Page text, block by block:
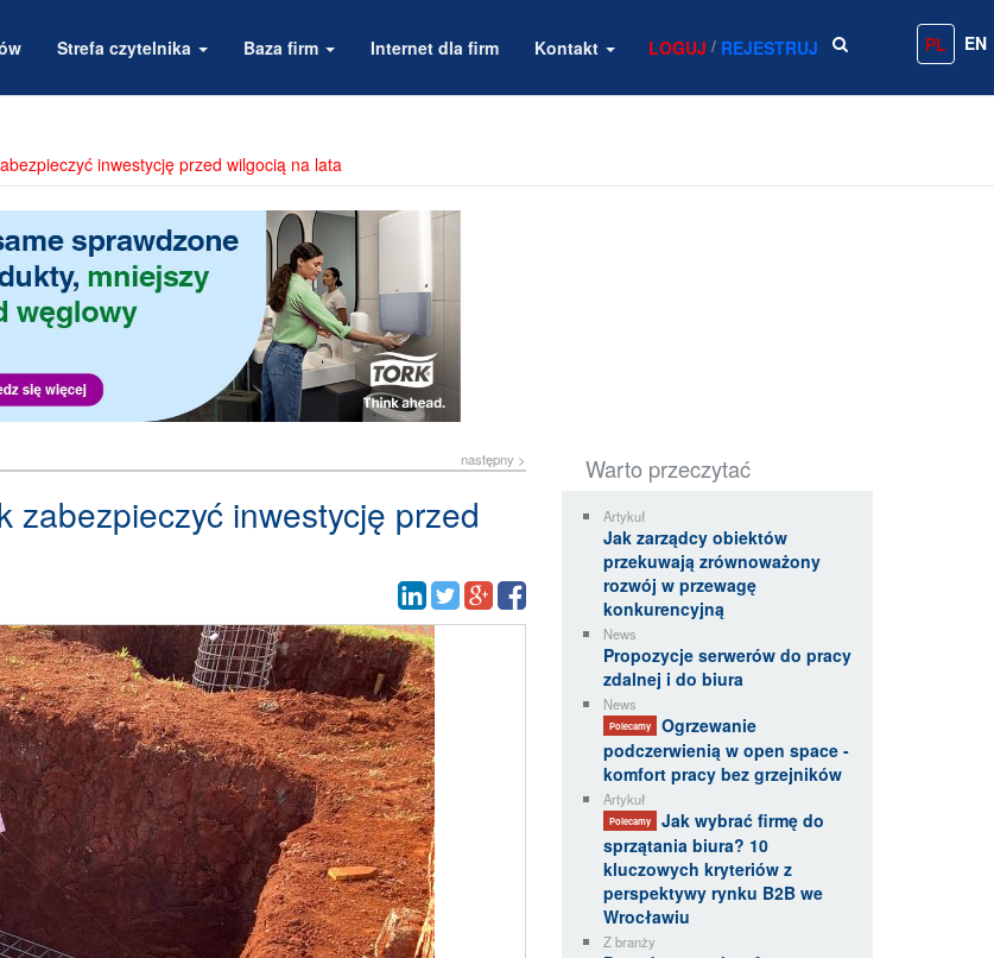
Strefa czytelnika Baza firm Internet dla firm Kontakt LOGUJ / REJESTRUJ PL EN
inwestycję przed wilgocią na lata
następny >
zabezpieczyć inwestycję przed
Warto przeczytać
Artykuł
Jak zarządcy obiektów
przekuwają zrównoważony
rozwój w przewagę
konkurencyjną
News
Propozycje serwerów do pracy
zdalnej i do biura
News
Polecamy
Ogrzewanie
podczerwienią w open space -
komfort pracy bez grzejników
Artykuł
Polecamy
Jak wybrać firmę do
sprzątania biura? 10
kluczowych kryteriów z
perspektywy rynku B2B we
Wrocławiu
Z branży